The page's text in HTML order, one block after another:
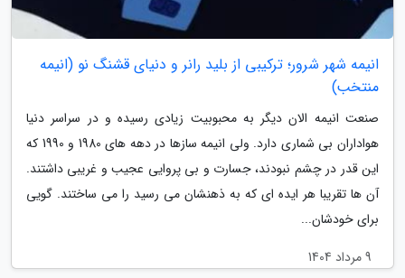
انیمه شهر شرور؛ ترکیبی از بلید رانر و دنیای قشنگ نو (انیمه
منتخب)
صنعت انیمه الان دیگر به محبوبیت زیادی رسیده و در سراسر دنیا
هواداران بی شماری دارد. ولی انیمه سازها در دهه های 1980 و 1990 که
این قدر در چشم نبودند، جسارت و بی پروایی عجیب و غریبی داشتند.
آن ها تقریبا هر ایده ای که به ذهنشان می رسید را می ساختند. گویی
برای خودشان...
9 مرداد 1404